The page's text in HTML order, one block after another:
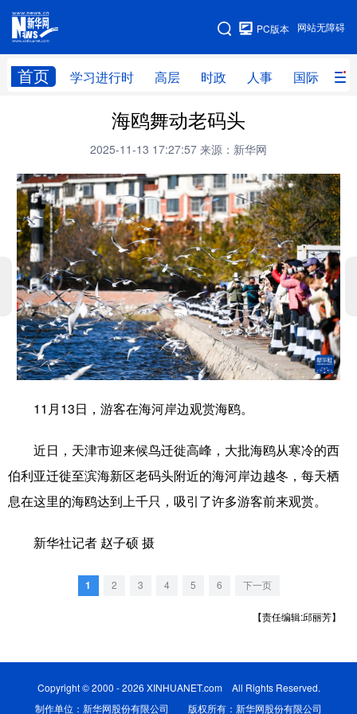
网站无障碍
PC版本
首页 学习进行时 高层 时政 人事 国际 财
网站地图
高层 时政
财经 网评
台湾 思客智库 全球连线 教育
科技 科创 量子 体育
文化 书画 健康 军事
访谈 视频 图片 政务
法律 中央文件 金融 汽车
食品 人居 信息化 数字经济
彩票 娱乐 时尚 悦读
山西
浙江 安徽 江西
海鸥舞动老码头
2025-11-13 17:27:57 来源：新华网
11月13日，游客在海河岸边观赏海鸥。
近日，天津市迎来候鸟迁徙高峰，大批海鸥从寒冷的西
伯利亚迁徙至滨海新区老码头附近的海河岸边越冬，每天栖
息在这里的海鸥达到上千只，吸引了许多游客前来观赏。
新华社记者 赵子硕 摄
1 2 3 4 5 6 下一页
【责任编辑:邱丽芳】
Copyright © 2000 - 2026 XINHUANET.com All Rights Reserved.
制作单位：新华网股份有限公司 版权所有：新华网股份有限公司